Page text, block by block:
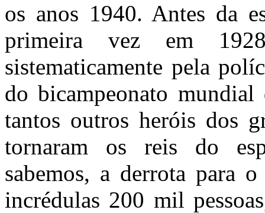
os anos 1940. Antes da
primeira vez em
sistematicamente pela
do bicampeonato
tantos outros heróis dos
tornaram os reis do
sabemos, a derrota para
incrédulas 200 mil